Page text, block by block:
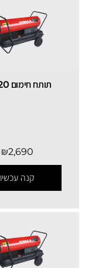
תותח חימום RT 20
₪2,690
קנה עכשיו